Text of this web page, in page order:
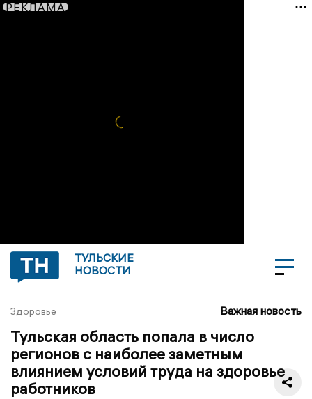
РЕКЛАМА
ТУЛЬСКИЕ
НОВОСТИ
Здоровье Важная новость
Тульская область попала в число
регионов с наиболее заметным
влиянием условий труда на здоровье
работников